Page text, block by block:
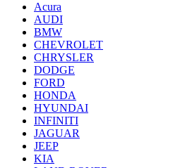
Acura
AUDI
BMW
CHEVROLET
CHRYSLER
DODGE
FORD
HONDA
HYUNDAI
INFINITI
JAGUAR
JEEP
KIA